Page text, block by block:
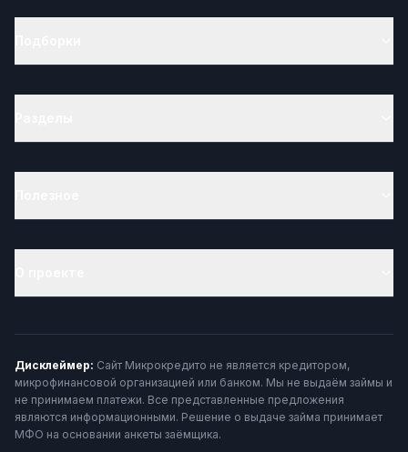
Дисклеймер: Сайт Микрокредито не является кредитором,
микрофинансовой организацией или банком. Мы не выдаём займы и
не принимаем платежи. Все представленные предложения
являются информационными. Решение о выдаче займа принимает
МФО на основании анкеты заёмщика.